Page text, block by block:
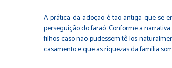
A prática da adoção é tão antiga que se
perseguição do faraó. Conforme a
filhos caso não pudessem tê-los
casamento e que as riquezas da família